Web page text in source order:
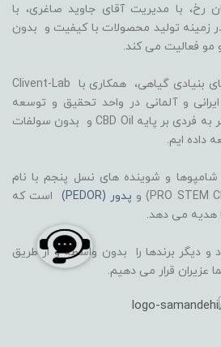
با مدیریت آقای جاوید صاغری، با
زمینه تولید محصولات با کیفیت و بدون
مو فعالیت می کند.
ما با بهره گیری از سلول های بنیادی گیاهی، همکاری با Clivent-Lab
و آلمانی در واحد تحقیق و توسعه
(R&D)، فرمولاسیون منحصر به فردی بر پایه CBD Oil و بدون سولفات
داده ایم.
و شوینده های نسل پنجم با نام
پدور (PEDOR)
است که
هدیه می دهد.
دیگر برندها را بدون واسطه و از طریق
عزیران قرار می دهیم.